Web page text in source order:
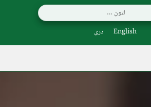
English دری